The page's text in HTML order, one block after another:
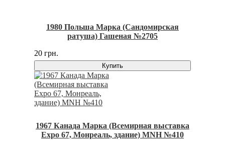
1980 Польша Марка (Сандомирская
ратуша) Гашеная №2705
20 грн.
Купить
1967 Канада Марка (Всемирная выставка
Expo 67, Монреаль, здание) MNH №410